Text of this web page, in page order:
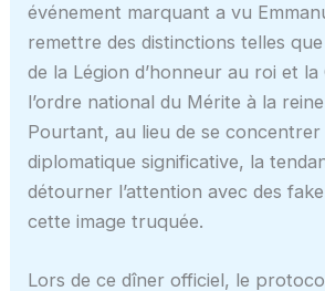
événement marquant a vu
remettre des distinctions telles que
de la Légion d’honneur au roi et la
l’ordre national du Mérite à la
Pourtant, au lieu de se
diplomatique significative, la
détourner l’attention avec des
cette image truquée.
Lors de ce dîner officiel, le